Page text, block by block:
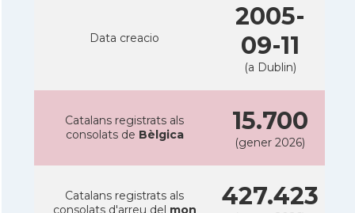
Data creacio
2005-
09-11
(a Dublin)
Catalans registrats als
consolats de Bèlgica 15.700
(gener 2026)
Catalans registrats als
consolats d'arreu del mon 427.423